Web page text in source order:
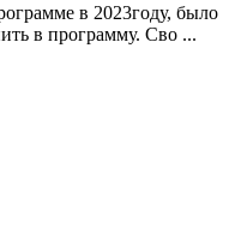
в 2023году, было
в программу. Сво ...